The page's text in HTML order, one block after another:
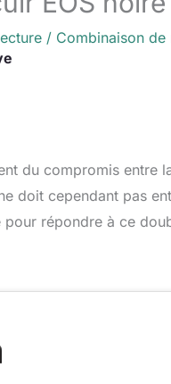
/ Combinaison de
du compromis entre
doit cependant pas
répondre à ce